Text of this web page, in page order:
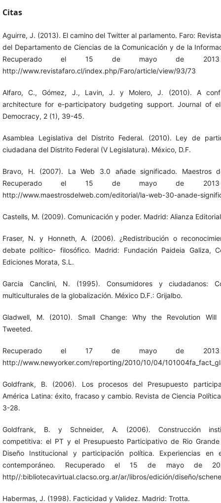
Citas
Aguirre, J. (2013). El camino del Twitter al parlamento. Faro:
del Departamento de Ciencias de la Comunicación y de la
Recuperado el 15 de mayo de
http://www.revistafaro.cl/index.php/Faro/article/view/93/73
Alfaro, C., Gómez, J., Lavin, J. y Molero, J. (2010). A
architecture for e-participatory budgeting support. Journal of
Democracy, 2 (1), 39-45.
Asamblea Legislativa del Distrito Federal. (2010). Ley de
ciudadana del Distrito Federal (V Legislatura). México, D.F.
Bravo, H. (2007). La Web 3.0 añade significado. Maestros
Recuperado el 15 de mayo de
http://www.maestrosdelweb.com/editorial/la-web-30-anade-
Castells, M. (2009). Comunicación y poder. Madrid: Alianza
Fraser, N. y Honneth, A. (2006). ¿Redistribución o
debate político- filosófico. Madrid: Fundación Paideia Galiza,
Ediciones Morata, S.L.
Garcia Canclini, N. (1995). Consumidores y ciudadanos:
multiculturales de la globalización. México D.F.: Grijalbo.
Gladwell, M. (2010). Small Change: Why the Revolution
Tweeted.
Recuperado el 17 de mayo de
http://www.newyorker.com/reporting/2010/10/04/
Goldfrank, B. (2006). Los procesos del Presupuesto
América Latina: éxito, fracaso y cambio. Revista de Ciencia
3-28.
Goldfrank, B. y Schneider, A. (2006). Construcción
competitiva: el PT y el Presupuesto Participativo de Rio
Diseño Institucional y participación política. Experiencias en
contemporáneo. Recuperado el 15 de mayo de
http//:bibliotecavirtual.clacso.org.ar/ar/libros/edición/diseño/
Habermas, J. (1998). Facticidad y Validez. Madrid: Trotta.